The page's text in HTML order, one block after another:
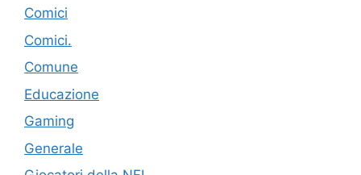
Comici
Comici.
Comune
Educazione
Gaming
Generale